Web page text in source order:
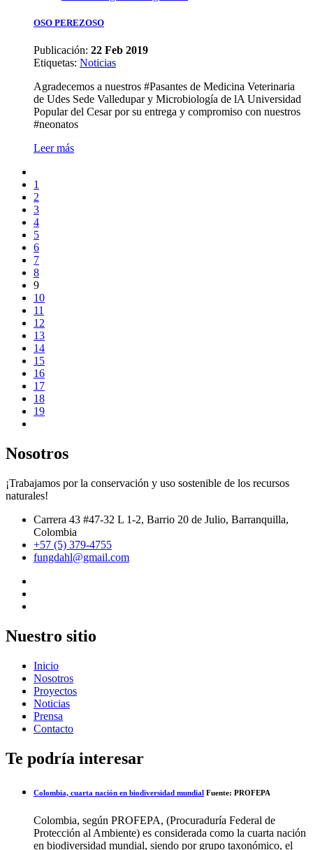
OSO PEREZOSO
Publicación: 22 Feb 2019
Etiquetas: Noticias
Agradecemos a nuestros #Pasantes de Medicina Veterinaria
de Udes Sede Valledupar y Microbiología de lA Universidad
Popular del Cesar por su entrega y compromiso con nuestros
#neonatos
Leer más
1
2
3
4
5
6
7
8
9
10
11
12
13
14
15
16
17
18
19
Nosotros
¡Trabajamos por la conservación y uso sostenible de los recursos
naturales!
Carrera 43 #47-32 L 1-2, Barrio 20 de Julio, Barranquilla,
Colombia
+57 (5) 379-4755
fungdahl@gmail.com
Nuestro sitio
Inicio
Nosotros
Proyectos
Noticias
Prensa
Contacto
Te podría interesar
Colombia, cuarta nación en biodiversidad mundial Fuente: PROFEPA
Colombia, según PROFEPA, (Procuraduría Federal de
Protección al Ambiente) es considerada como la cuarta nación
en biodiversidad mundial, siendo por grupo taxonómico, el